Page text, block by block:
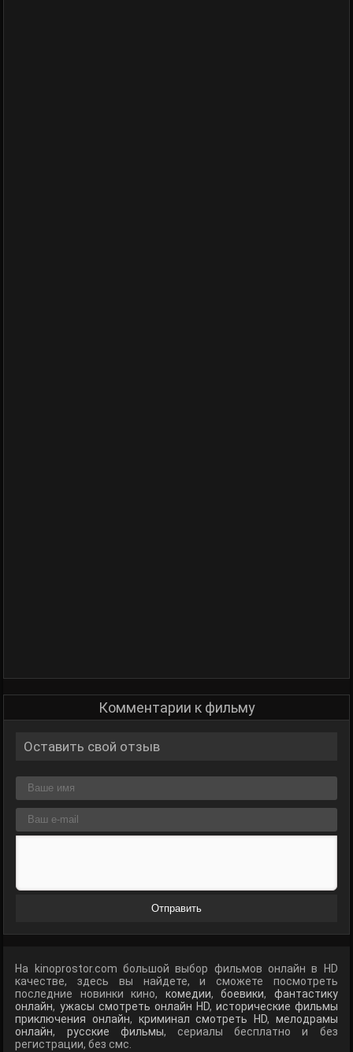
Комментарии к фильму
Оставить свой отзыв
Отправить
На kinoprostor.com большой выбор фильмов онлайн в HD
качестве, здесь вы найдете, и сможете посмотреть
последние новинки кино, комедии,боевики, фантастику
онлайн, ужасы смотреть онлайн HD, исторические фильмы
приключения онлайн, криминал смотреть HD, мелодрамы
онлайн, русские фильмы, сериалы бесплатно и без
регистрации, без смс.